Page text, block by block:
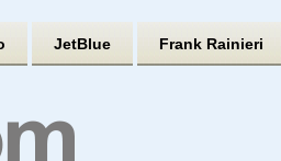
JetBlue Frank Rainieri